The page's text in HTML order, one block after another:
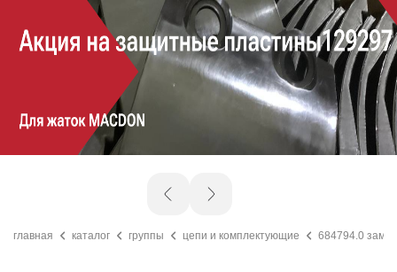
главная каталог группы цепи и комплектующие 684794.0